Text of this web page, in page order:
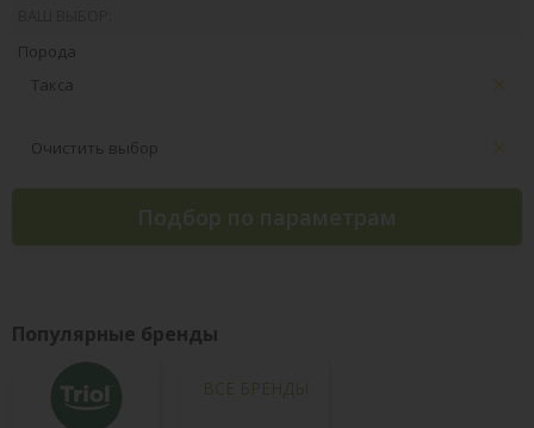
Порода
Такса
Очистить выбор
Подбор по параметрам
Популярные бренды
ВСЕ БРЕНДЫ